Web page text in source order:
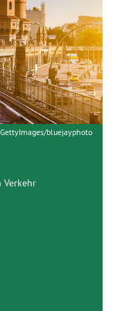
bluejayphoto
Verkehr